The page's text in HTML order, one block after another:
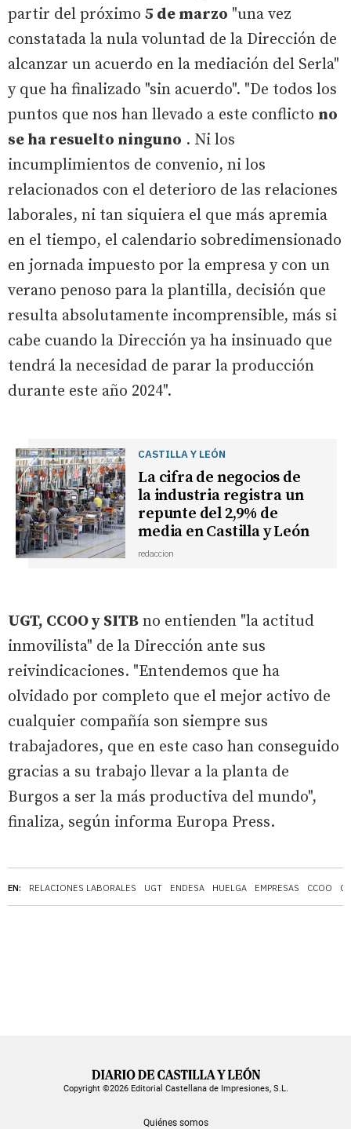
EN: RELACIONES LABORALES UGT ENDESA HUELGA EMPRESAS CCOO
partir del próximo 5 de marzo "una vez
constatada la nula voluntad de la Dirección de
alcanzar un acuerdo en la mediación del Serla"
y que ha finalizado "sin acuerdo". "De todos los
puntos que nos han llevado a este conflicto no
se ha resuelto ninguno . Ni los
incumplimientos de convenio, ni los
relacionados con el deterioro de las relaciones
laborales, ni tan siquiera el que más apremia
en el tiempo, el calendario sobredimensionado
en jornada impuesto por la empresa y con un
verano penoso para la plantilla, decisión que
resulta absolutamente incomprensible, más si
cabe cuando la Dirección ya ha insinuado que
tendrá la necesidad de parar la producción
durante este año 2024".
CASTILLA Y LEÓN
La cifra de negocios de
la industria registra un
repunte del 2,9% de
media en Castilla y León
redaccion
UGT, CCOO y SITB no entienden "la actitud
inmovilista" de la Dirección ante sus
reivindicaciones. "Entendemos que ha
olvidado por completo que el mejor activo de
cualquier compañía son siempre sus
trabajadores, que en este caso han conseguido
gracias a su trabajo llevar a la planta de
Burgos a ser la más productiva del mundo",
finaliza, según informa Europa Press.
Copyright ©2026 Editorial Castellana de Impresiones, S.L.
Quiénes somos